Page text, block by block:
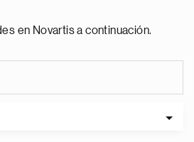
en Novartis a continuación.